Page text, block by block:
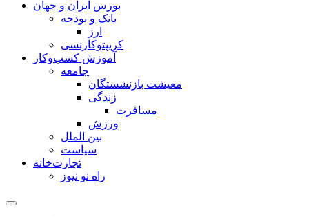
بورس ایران و جهان
بانک و بودجه
ارز
کریپتوکارنسی
آموزش کسب‌وکار
جامعه
معیشت بازنشستگان
زندگی
مسافرت
ورزش
بین الملل
سیاست
تجارت‌خانه
راه نو نیوز